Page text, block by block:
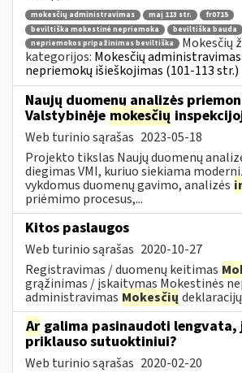
mokesčių administravimas maį 113 str.
fr0715
beviltiška mokestinė nepriemoka
beviltiška bauda
nepriemokos pripažinimas beviltiška
Mokesčių
kategorijos: Mokesčių
nepriemokų išieškojimas (101-113 str.)
Naujų duomenų analizės
Valstybinėje mokesčių
Web turinio sąrašas 2023-05-18
Projekto tikslas Naujų duomenų
diegimas VMI, kuriuo siekiama
vykdomus duomenų gavimo, analizės
priėmimo procesus,...
Kitos paslaugos
Web turinio sąrašas 2020-10-27
Registravimas / duomenų keitimas
grąžinimas / įskaitymas Mokestinės
administravimas Mokesčių
Ar galima pasinaudoti
priklauso sutuoktiniui?
Web turinio sąrašas 2020-02-20